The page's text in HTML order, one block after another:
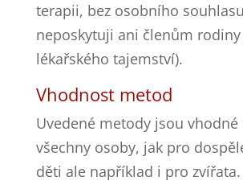
terapii, bez osobního
neposkytuji ani členům
lékařského tajemství).
Vhodnost metod
Uvedené metody jsou
všechny osoby, jak pro
děti ale například i pro zvířata.